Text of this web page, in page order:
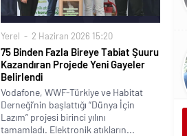
Yerel 2 Haziran 2026 15:20
75 Binden Fazla Bireye Tabiat Şuuru
Kazandıran Projede Yeni Gayeler
Belirlendi
Vodafone, WWF-Türkiye ve Habitat
Derneği’nin başlattığı “Dünya İçin
Lazım” projesi birinci yılını
tamamladı. Elektronik atıkların...